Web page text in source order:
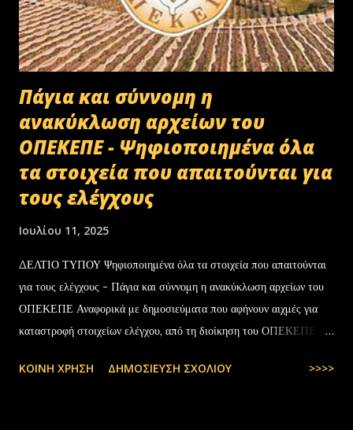
Πάγια και σύννομη η
ανακύκλωση αρχείων του
ΟΠΕΚΕΠΕ - Ψηφιοποιημένα όλα
τα στοιχεία που απαιτούνται για
τους ελέγχους
Ιουλίου 11, 2025
ΔΕΛΤΙΟ ΤΥΠΟΥ Ψηφιοποιημένα όλα τα στοιχεία που απαιτούνται
για τους ελέγχους - Πάγια και σύννομη η ανακύκλωση αρχείων του
ΟΠΕΚΕΠΕ Αναφορικά με δημοσιεύματα που αφήνουν αιχμές για
καταστροφή στοιχείων ελέγχου, από τη διοίκηση του ΟΠΕΚΕΠΕ
εστάλη προς ανακύκλωση στις 10-07-2025 στην Θεσσαλονίκη,
ΚΟΙΝΉ ΧΡΉΣΗ ΔΗΜΟΣΊΕΥΣΗ ΣΧΟΛΊΟΥ >>>>